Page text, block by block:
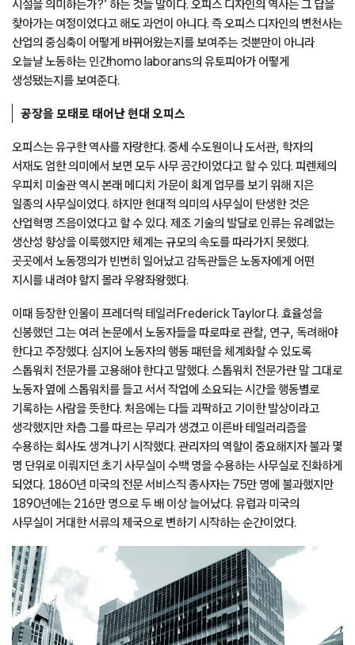
시설을 의미하는가?’ 하는 것들 말이다. 오피스 디자인의 역사는 그 답을
찾아가는 여정이었다고 해도 과언이 아니다. 즉 오피스 디자인의 변천사는
산업의 중심축이 어떻게 바뀌어왔는지를 보여주는 것뿐만이 아니라
오늘날 노동하는 인간homo laborans의 유토피아가 어떻게
생성됐는지를 보여준다.
공장을 모태로 태어난 현대 오피스
오피스는 유구한 역사를 자랑한다. 중세 수도원이나 도서관, 학자의
서재도 엄한 의미에서 보면 모두 사무 공간이었다고 할 수 있다. 피렌체의
우피치 미술관 역시 본래 메디치 가문이 회계 업무를 보기 위해 지은
일종의 사무실이었다. 하지만 현대적 의미의 사무실이 탄생한 것은
산업혁명 즈음이었다고 할 수 있다. 제조 기술의 발달로 인류는 유례없는
생산성 향상을 이룩했지만 체계는 규모의 속도를 따라가지 못했다.
곳곳에서 노동쟁의가 빈번히 일어났고 감독관들은 노동자에게 어떤
지시를 내려야 할지 몰라 우왕좌왕했다.
이때 등장한 인물이 프레더릭 테일러Frederick Taylor다. 효율성을
신봉했던 그는 여러 논문에서 노동자들을 따로따로 관찰, 연구, 독려해야
한다고 주장했다. 심지어 노동자의 행동 패턴을 체계화할 수 있도록
스톱워치 전문가를 고용해야 한다고 말했다. 스톱워치 전문가란 말 그대로
노동자 옆에 스톱워치를 들고 서서 작업에 소요되는 시간을 행동별로
기록하는 사람을 뜻한다. 처음에는 다들 괴팍하고 기이한 발상이라고
생각했지만 차츰 그를 따르는 무리가 생겼고 이른바 테일러리즘을
수용하는 회사도 생겨나기 시작했다. 관리자의 역할이 중요해지자 불과 몇
명 단위로 이뤄지던 초기 사무실이 수백 명을 수용하는 사무실로 진화하게
되었다. 1860년 미국의 전문 서비스직 종사자는 75만 명에 불과했지만
1890년에는 216만 명으로 두 배 이상 늘어났다. 유럽과 미국의
사무실이 거대한 서류의 제국으로 변하기 시작하는 순간이었다.